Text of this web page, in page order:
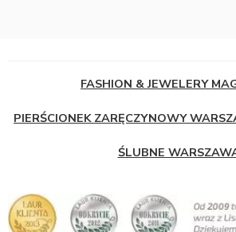
FASHION & JEWELERY
PIERŚCIONEK ZARĘCZYNOWY
ŚLUBNE